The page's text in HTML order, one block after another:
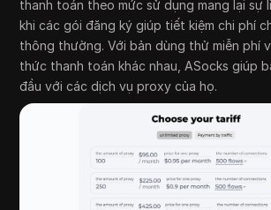
thanh toán theo mức sử dụng mang lại sự
khi các gói đăng ký giúp tiết kiệm chi phí
thông thường. Với bản dùng thử miễn phí
thức thanh toán khác nhau, ASocks giúp
đầu với các dịch vụ proxy của họ.